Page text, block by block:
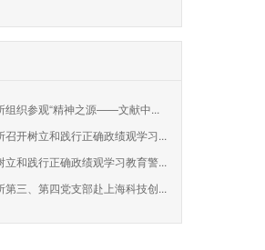
组织参观“精神之源——文献中...
召开树立和践行正确政绩观学习...
立和践行正确政绩观学习教育警...
第三、第四党支部赴上海科技创...